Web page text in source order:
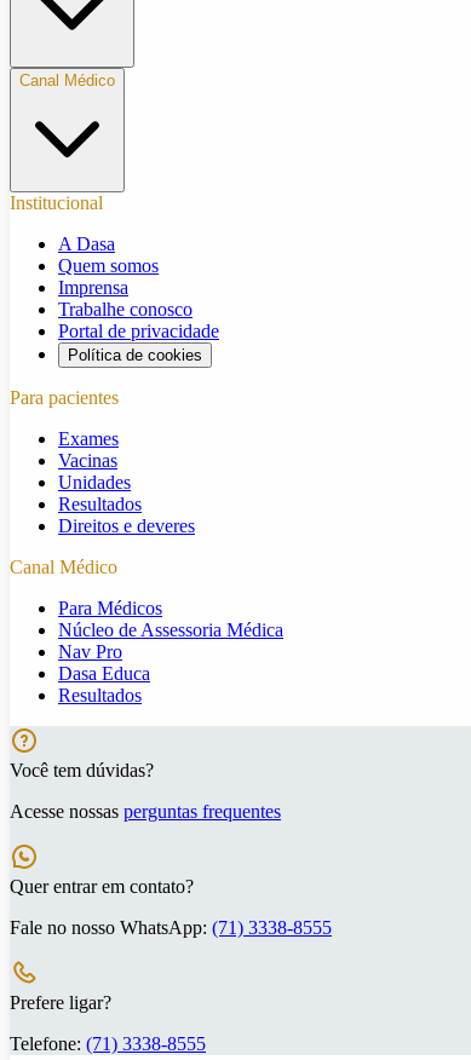
Canal Médico
Institucional
A Dasa
Quem somos
Imprensa
Trabalhe conosco
Portal de privacidade
Política de cookies
Para pacientes
Exames
Vacinas
Unidades
Resultados
Direitos e deveres
Canal Médico
Para Médicos
Núcleo de Assessoria Médica
Nav Pro
Dasa Educa
Resultados
Você tem dúvidas?
Acesse nossas perguntas frequentes
Quer entrar em contato?
Fale no nosso WhatsApp: (71) 3338-8555
Prefere ligar?
Telefone: (71) 3338-8555